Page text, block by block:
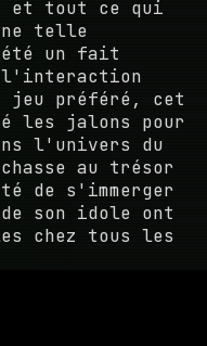
et tout ce qui
telle
été un fait
l'interaction
jeu préféré, cet
les jalons pour
l'univers du
au trésor
s'immerger
de son idole ont
chez tous les